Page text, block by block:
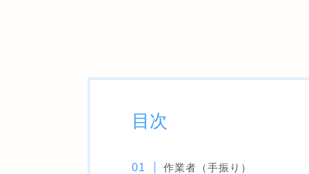
目次
作業者（手振り）